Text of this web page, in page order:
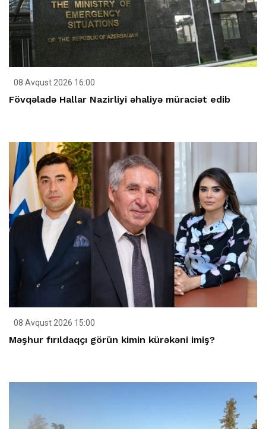
08 Avqust 2026 16:00
Fövqəladə Hallar Nazirliyi əhaliyə müraciət edib
08 Avqust 2026 15:00
Məşhur fırıldaqçı görün kimin kürəkəni imiş?